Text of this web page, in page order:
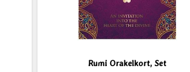
Rumi Orakelkort, Set